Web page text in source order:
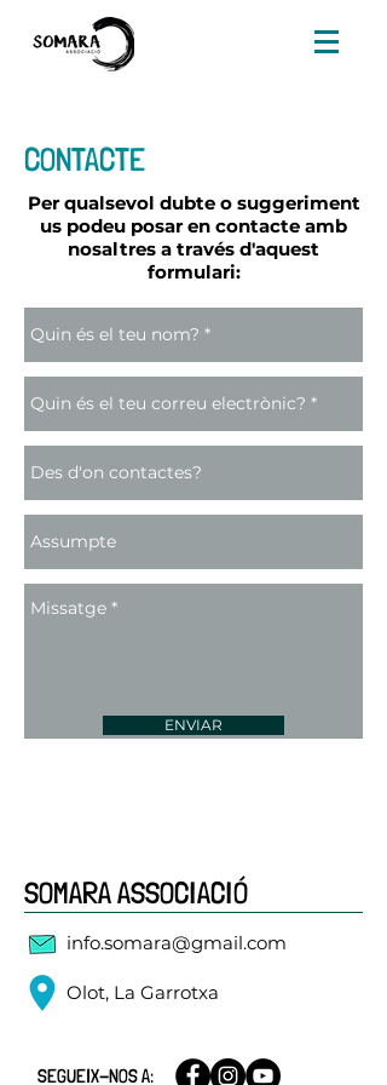
CONTACTE
Per qualsevol dubteo suggeriment
us podeu posar en contacte amb
nosaltres a través d'aquest
formulari:
ENVIAR
SOMARA ASSOCIACIÓ
info.somara@gmail.com
Olot, La Garrotxa
SEGUEIX-NOS A: